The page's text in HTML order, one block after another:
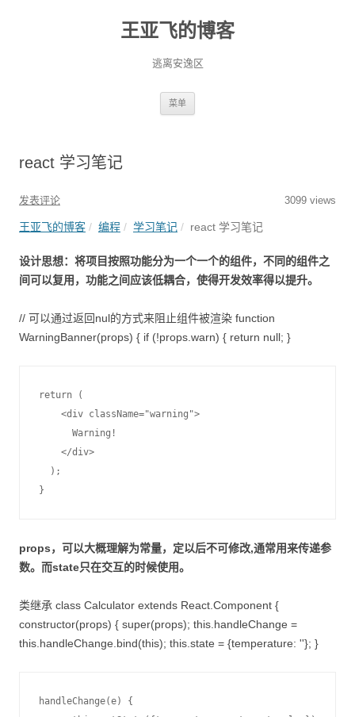
王亚飞的博客
逃离安逸区
菜单
react 学习笔记
发表评论 3099 views
王亚飞的博客 编程 学习笔记 react 学习笔记
设计思想：将项目按照功能分为一个一个的组件，不同的组件之
间可以复用，功能之间应该低耦合，使得开发效率得以提升。
// 可以通过返回nul的方式来阻止组件被渲染 function
WarningBanner(props) { if (!props.warn) { return null; }
return (
    <div className="warning">
      Warning!
    </div>
  );
}
props，可以大概理解为常量，定以后不可修改,通常用来传递参
数。而state只在交互的时候使用。
类继承 class Calculator extends React.Component {
constructor(props) { super(props); this.handleChange =
this.handleChange.bind(this); this.state = {temperature: ''}; }
handleChange(e) {